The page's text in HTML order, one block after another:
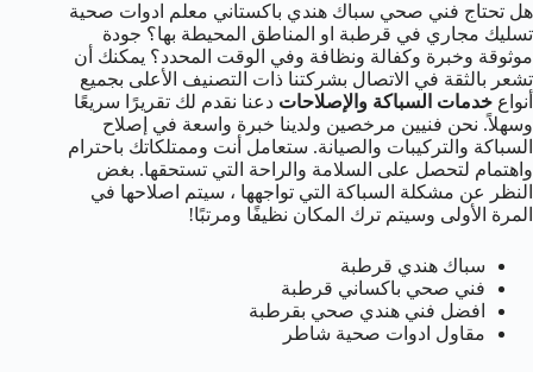
هل تحتاج فني صحي سباك هندي باكستاني معلم ادوات صحية
تسليك مجاري في قرطبة او المناطق المحيطة بها؟ جودة
موثوقة وخبرة وكفالة ونظافة وفي الوقت المحدد؟ يمكنك أن
تشعر بالثقة في الاتصال بشركتنا ذات التصنيف الأعلى بجميع
أنواع خدمات السباكة والإصلاحات دعنا نقدم لك تقريرًا سريعًا
وسهلاً. نحن فنيين مرخصين ولدينا خبرة واسعة في إصلاح
السباكة والتركيبات والصيانة. ستعامل أنت وممتلكاتك باحترام
واهتمام لتحصل على السلامة والراحة التي تستحقها. بغض
النظر عن مشكلة السباكة التي تواجهها ، سيتم اصلاحها في
المرة الأولى وسيتم ترك المكان نظيفًا ومرتبًا!
سباك هندي قرطبة
فني صحي باكساني قرطبة
افضل فني هندي صحي بقرطبة
مقاول ادوات صحية شاطر